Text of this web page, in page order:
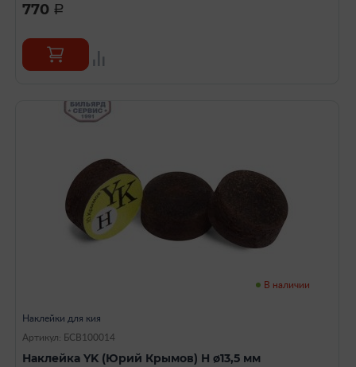
770 a
В наличии
Наклейки для кия
Артикул: БСВ100014
Наклейка YK (Юрий Крымов) H ø13,5 мм